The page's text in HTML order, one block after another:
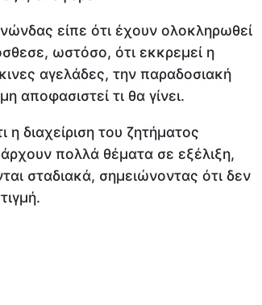
είπε ότι έχουν ολοκληρωθεί
ωστόσο, ότι εκκρεμεί η
αγελάδες, την παραδοσιακή
αποφασιστεί τι θα γίνει.
διαχείριση του ζητήματος
πολλά θέματα σε εξέλιξη,
σταδιακά, σημειώνοντας ότι δεν